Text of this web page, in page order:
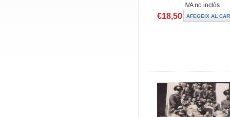
IVA no inclòs
€18,50